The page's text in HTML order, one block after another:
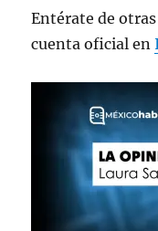
Entérate de
cuenta oficial en